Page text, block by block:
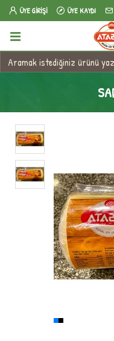
ÜYE GIRIŞI ÜYE KAYDI